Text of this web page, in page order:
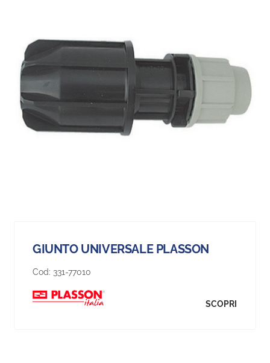
GIUNTO UNIVERSALE PLASSON
Cod: 331-77010
SCOPRI